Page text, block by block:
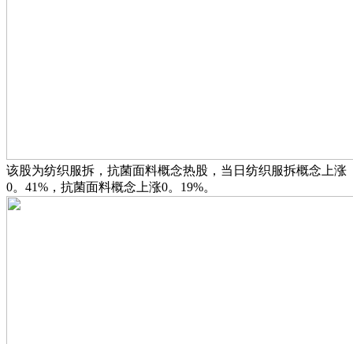
该股为纺织服拆，抗菌面料概念热股，当日纺织服拆概念上涨
0。41%，抗菌面料概念上涨0。19%。